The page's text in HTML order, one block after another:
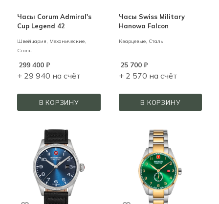
Часы Corum Admiral's
Cup Legend 42
Швейцария, Механические,
Сталь
299 400 ₽
+ 29 940 на счёт
В КОРЗИНУ
Часы Swiss Military
Hanowa Falcon
Кварцевые, Сталь
25 700₽
+ 2 570 на счёт
В КОРЗИНУ